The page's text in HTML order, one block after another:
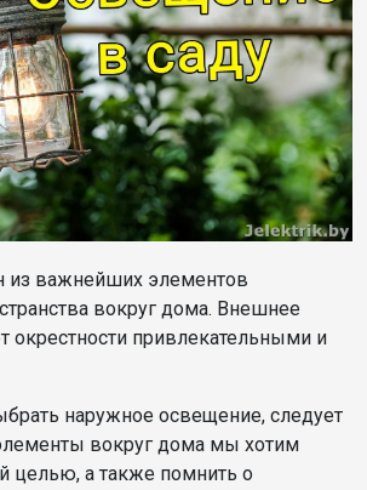
из важнейших элементов
вокруг дома. Внешнее
окрестности привлекательными и
наружное освещение, следует
вокруг дома мы хотим
целью, а также помнить о